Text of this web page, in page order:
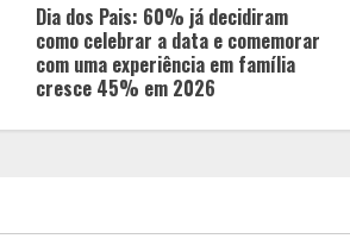
Dia dos Pais: 60% já decidiram
como celebrar a data e comemorar
com uma experiência em família
cresce 45% em 2026